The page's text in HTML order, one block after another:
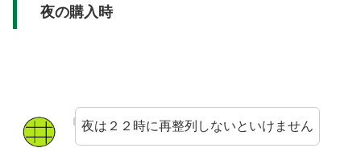
夜の購入時
夜は２２時に再整列しないといけません